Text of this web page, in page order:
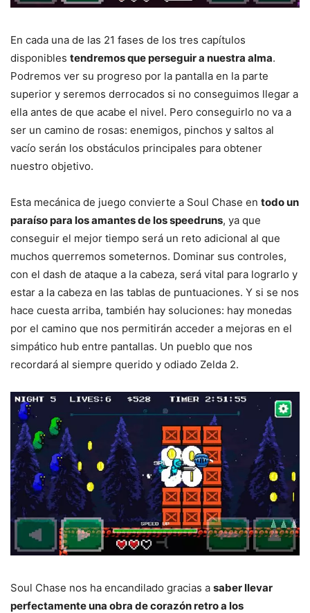
En cada una de las 21 fases de los tres capítulos
disponibles tendremos que perseguir a nuestra alma.
Podremos ver su progreso por la pantalla en la parte
superior y seremos derrocados si no conseguimos llegar a
ella antes de que acabe el nivel. Pero conseguirlo no va a
ser un camino de rosas: enemigos, pinchos y saltos al
vacío serán los obstáculos principales para obtener
nuestro objetivo.
Esta mecánica de juego convierte a Soul Chase en todo un
paraíso para los amantes de los speedruns, ya que
conseguir el mejor tiempo será un reto adicional al que
muchos querremos someternos. Dominar sus controles,
con el dash de ataque a la cabeza, será vital para lograrlo y
estar a la cabeza en las tablas de puntuaciones. Y si se nos
hace cuesta arriba, también hay soluciones: hay monedas
por el camino que nos permitirán acceder a mejoras en el
simpático hub entre pantallas. Un pueblo que nos
recordará al siempre querido y odiado Zelda 2.
Soul Chase nos ha encandilado gracias a saber llevar
perfectamente una obra de corazón retro a los